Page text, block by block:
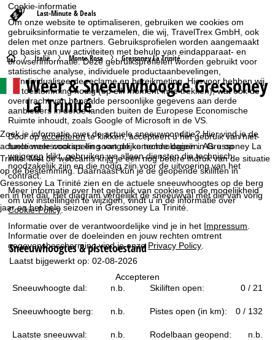
Cookie-informatie
Om onze website te optimaliseren, gebruiken we cookies om
gebruiksinformatie te verzamelen, die wij, TravelTrex GmbH, ook
delen met onze partners. Gebruiksprofielen worden aangemaakt
op basis van uw activiteiten met behulp van eindapparaat- en
browserinformatie. Deze gebruiksprofielen worden gebruikt voor
statistische analyse, individuele productaanbevelingen,
geïndividualiseerde reclame en bereikmeting. Hiervoor hebben wij
uw toestemming nodig (op elk moment in te trekken), wat ook de
overdracht van bepaalde persoonlijke gegevens aan derde
aanbieders in derde landen buiten de Europese Economische
Ruimte inhoudt, zoals Google of Microsoft in de VS.
Door opaccepterente klikken, accepteert u het gebruik van niet-
functionele cookies en soortgelijke technologieën. Als u op
weigeren klikt, gebruiken we alleen diensten die technisch
noodzakelijk zijn en die nodig zijn voor de uitvoering van het
contract.
Meer informatie over het gebruik van cookies en de mogelijkheid
om uw instellingen te wijzigen, vindt u in de informatie over
Cookie-Policy.
Informatie over de verantwoordelijke vind je in het Impressum.
Informatie over de doeleinden en jouw rechten omtrent
gegevensbescherming vind je onze Privacy Policy.
Accepteren
Last-Minute & Deals
S
t
a
r
t
p
a
g
i
n
a
Italië Monte Rosa Gressoney La Trinité
Weer & Sneeuwhoogte Gressoney
La Trinité
Zoek je informatie over de actuele sneeuwconditie? Hier vind je de
actuele weersvoorspelling van de komende dagen in Gressoney La
Trinité. Met de webcams krijg je een nog betere indruk van de situatie
op de bestemming. Daarnaast kun je de geopende skiliften in
Gressoney La Trinité zien en de actuele sneeuwhoogtes op de berg
en in het dal. Het diagram vergelijkt de sneeuwval met die van vorig
jaar en het hele seizoen in Gressoney La Trinité.
Sneeuwhoogtes & pistetoestand
Laatst bijgewerkt op: 02-08-2026
Sneeuwhoogte dal: n.b. Skiliften open: 0 / 21
Sneeuwhoogte berg: n.b. Pistes open (in km): 0 / 132
Laatste sneeuwval: n.b. Rodelbaan geopend: n.b.